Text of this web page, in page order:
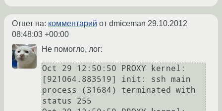
Ответ на: комментарий от dmiceman 29.10.2012
08:48:03 +00:00
Не помогло, лог:
Oct 29 12:50:50 PROXY kernel:
[921064.883519] init: ssh main
process (31684) terminated with
status 255